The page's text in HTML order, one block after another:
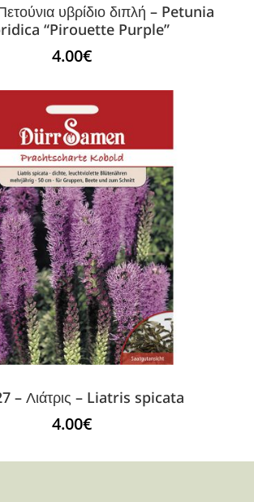
υβρίδιο διπλή – Petunia
“Pirouette Purple”
4.00€
– Λιάτρις – Liatris spicata
4.00€